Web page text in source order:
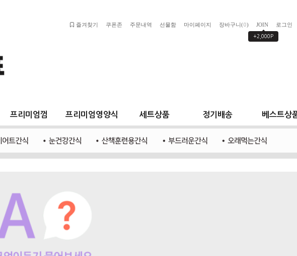
로그인
JOIN
+2,000P
장바구니(0)
마이페이지
선물함
주문내역
쿠폰존
즐겨찾기
프리미엄껌 프리미엄영양식 세트상품 정기배송 베스트상